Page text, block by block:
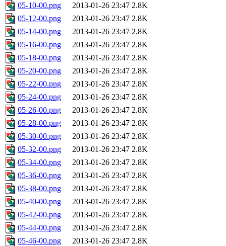
05-10-00.png
2013-01-26 23:47 2.8K
05-12-00.png
2013-01-26 23:47 2.8K
05-14-00.png
2013-01-26 23:47 2.8K
05-16-00.png
2013-01-26 23:47 2.8K
05-18-00.png
2013-01-26 23:47 2.8K
05-20-00.png
2013-01-26 23:47 2.8K
05-22-00.png
2013-01-26 23:47 2.8K
05-24-00.png
2013-01-26 23:47 2.8K
05-26-00.png
2013-01-26 23:47 2.8K
05-28-00.png
2013-01-26 23:47 2.8K
05-30-00.png
2013-01-26 23:47 2.8K
05-32-00.png
2013-01-26 23:47 2.8K
05-34-00.png
2013-01-26 23:47 2.8K
05-36-00.png
2013-01-26 23:47 2.8K
05-38-00.png
2013-01-26 23:47 2.8K
05-40-00.png
2013-01-26 23:47 2.8K
05-42-00.png
2013-01-26 23:47 2.8K
05-44-00.png
2013-01-26 23:47 2.8K
05-46-00.png
2013-01-26 23:47 2.8K